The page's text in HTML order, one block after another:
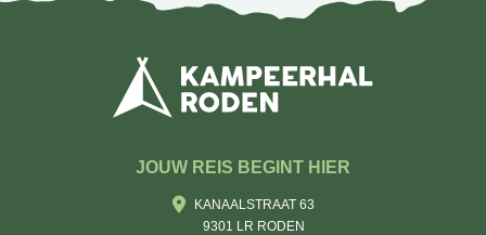
JOUW REIS BEGINT HIER
KANAALSTRAAT 63
9301 LR RODEN